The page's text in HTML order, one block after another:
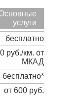
услуги
бесплатно
руб./км. от
МКАД
бесплатно*
от 600 руб.